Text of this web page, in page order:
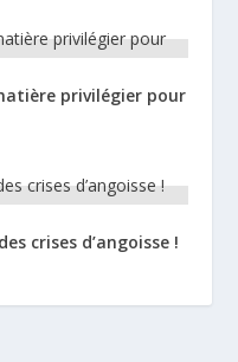
privilégier pour
crises d’angoisse !